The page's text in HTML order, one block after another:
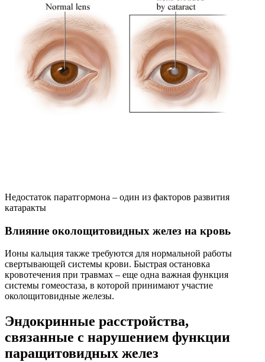
Недостаток паратгормона – один из факторов развития
катаракты
Влияние околощитовидных желез на кровь
Ионы кальция также требуются для нормальной работы
свертывающей системы крови. Быстрая остановка
кровотечения при травмах – еще одна важная функция
системы гомеостаза, в которой принимают участие
околощитовидные железы.
Эндокринные расстройства,
связанные с нарушением функции
паращитовидных желез